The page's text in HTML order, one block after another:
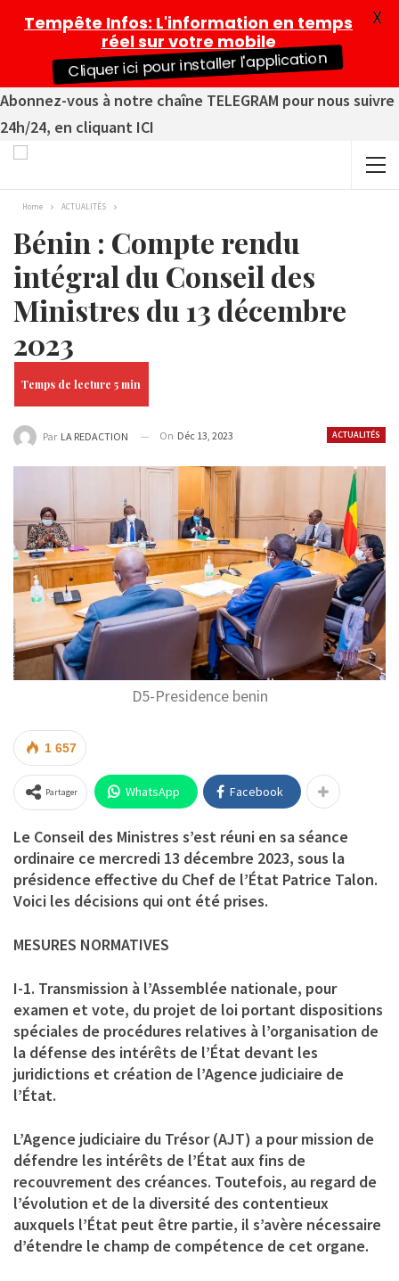
Abonnez-vous à notre chaîne TELEGRAM pour nous suivre
24h/24, en cliquant ICI
Home ACTUALITÉS
Bénin : Compte rendu
intégral du Conseil des
Ministres du 13 décembre
2023
ACTUALITÉS
Par LA REDACTION On Déc 13, 2023
D5-Presidence benin
1 657
Partager WhatsApp Facebook
Le Conseil des Ministres s’est réuni en sa séance
ordinaire ce mercredi 13 décembre 2023, sous la
présidence effective du Chef de l’État Patrice Talon.
Voici les décisions qui ont été prises.
MESURES NORMATIVES
I-1. Transmission à l’Assemblée nationale, pour
examen et vote, du projet de loi portant dispositions
spéciales de procédures relatives à l’organisation de
la défense des intérêts de l’État devant les
juridictions et création de l’Agence judiciaire de
l’État.
L’Agence judiciaire du Trésor (AJT) a pour mission de
défendre les intérêts de l’État aux fins de
recouvrement des créances. Toutefois, au regard de
l’évolution et de la diversité des contentieux
auxquels l’État peut être partie, il s’avère nécessaire
d’étendre le champ de compétence de cet organe.
Tempête Infos: L'information en temps
réel sur votre mobile
Cliquer ici pour installer l'application
X